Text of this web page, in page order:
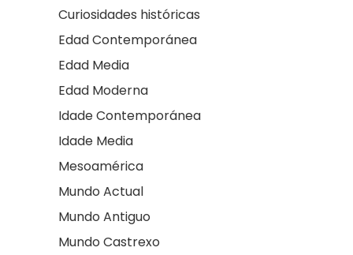
Curiosidades históricas
Edad Contemporánea
Edad Media
Edad Moderna
Idade Contemporánea
Idade Media
Mesoamérica
Mundo Actual
Mundo Antiguo
Mundo Castrexo